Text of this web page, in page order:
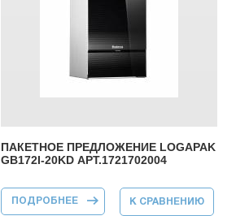
ПАКЕТНОЕ ПРЕДЛОЖЕНИЕ LOGAPAK
GB172I-20KD АРТ.1721702004
К СРАВНЕНИЮ
ПОДРОБНЕЕ О ПАКЕТНОЕ
ПРЕДЛОЖЕНИЕ